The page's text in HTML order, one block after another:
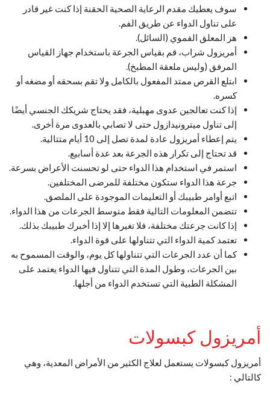
سوف يعطيك مقدم الرعاية الصحية الحقنة إذا كنت غير قادر
على تناول الدواء عن طريق الفم.
هز المعلق الفموي (السائل).
أمريزول شراب، قم بقياس الجرعة باستخدام جهاز القياس
المرفق (وليس ملعقة المطبخ).
ابتلع القرص ممتد المفعول بالكامل ولا تقم بسحقه أو مضغه أو
كسره.
إذا كنت تعالجين عدوى مهبلية، فقد يحتاج شريكك الجنسي أيضًا
إلى تناول ميترونيدازول حتى لا تصابي بالعدوى مرة أخرى.
يتم إعطاء أمريزول عادة لمدة تصل إلى 10 أيام متتالية.
قد تحتاج إلى تكرار هذه الجرعة بعد عدة أسابيع.
استمر في استخدام هذا الدواء حتى لو تحسنت الأعراض بسرعة.
جرعة هذا الدواء ستكون مختلفة للمرضى المختلفين.
اتبع أوامر طبيبك أو التعليمات الموجودة على الملصق.
تتضمن المعلومات التالية فقط متوسط ​​الجرعات من هذا الدواء.
إذا كانت جرعتك مختلفة، فلا تغيرها إلا إذا أخبرك طبيبك بذلك.
تعتمد كمية الدواء التي تتناولها على قوة الدواء.
كما أن عدد الجرعات التي تتناولها كل يوم، والوقت المسموح به
بين الجرعات، وطول المدة التي تتناول فيها الدواء يعتمد على
المشكلة الطبية التي تستخدم الدواء من أجلها.
أمريزول كبسولات
أمريزول كبسولات يستعمل لعلاج الكثير من الأمراض المعدية، وهي
كالتالي :